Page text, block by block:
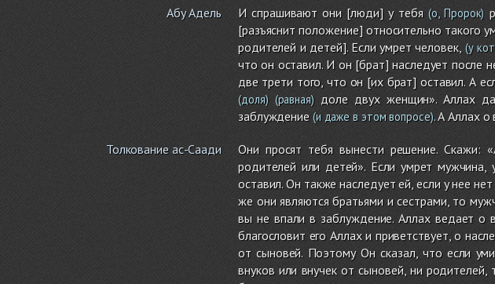
Абу Адель И спрашивают они [люди] у тебя(о, Пророк)
[разъяснит положение] относительно такого
родителей и детей]. Если умрет человек, (у
что он оставил. И он [брат] наследует после
две трети того, что он [их брат] оставил. А
(доля)(равная)доле двух женщин». Аллах
заблуждение(и даже в этом вопросе). А Аллах о
Толкование ас-Саади
Они просят тебя вынести решение. Скажи:
родителей или детей». Если умрет
оставил. Он также наследует ей, если у нее
же они являются братьями и сестрами, то
вы не впали в заблуждение. Аллах ведает
благословит его Аллах и приветствует, о
от сыновей. Поэтому Он сказал, что если
внуков или внучек от сыновей, ни